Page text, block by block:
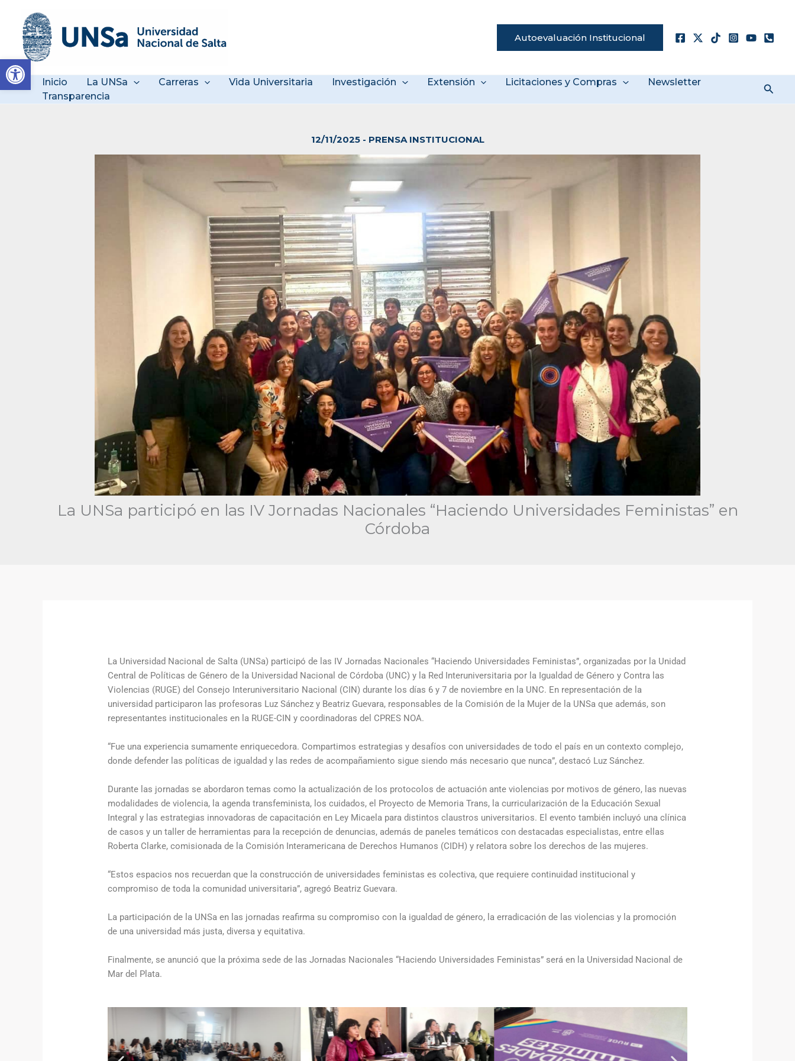
Abrir barra de herramientas
contenido
Autoevaluación Institucional
Inicio La UNSa Carreras Vida Universitaria Investigación Extensión Licitaciones y Compras
Newsletter
Transparencia
12/11/2025 - PRENSA INSTITUCIONAL
La UNSa participó en las IV Jornadas Nacionales “Haciendo Universidades Feministas” en
Córdoba
La Universidad Nacional de Salta (UNSa) participó de las IV Jornadas Nacionales “Haciendo Universidades Feministas”, organizadas por la Unidad
Central de Políticas de Género de la Universidad Nacional de Córdoba (UNC) y la Red Interuniversitaria por la Igualdad de Género y Contra las
Violencias (RUGE) del Consejo Interuniversitario Nacional (CIN) durante los días 6 y 7 de noviembre en la UNC. En representación de la
universidad participaron las profesoras Luz Sánchez y Beatriz Guevara, responsables de la Comisión de la Mujer de la UNSa que además, son
representantes institucionales en la RUGE-CIN y coordinadoras del CPRES NOA.
“Fue una experiencia sumamente enriquecedora. Compartimos estrategias y desafíos con universidades de todo el país en un contexto complejo,
donde defender las políticas de igualdad y las redes de acompañamiento sigue siendo más necesario que nunca”, destacó Luz Sánchez.
Durante las jornadas se abordaron temas como la actualización de los protocolos de actuación ante violencias por motivos de género, las nuevas
modalidades de violencia, la agenda transfeminista, los cuidados, el Proyecto de Memoria Trans, la curricularización de la Educación Sexual
Integral y las estrategias innovadoras de capacitación en Ley Micaela para distintos claustros universitarios. El evento también incluyó una clínica
de casos y un taller de herramientas para la recepción de denuncias, además de paneles temáticos con destacadas especialistas, entre ellas
Roberta Clarke, comisionada de la Comisión Interamericana de Derechos Humanos (CIDH) y relatora sobre los derechos de las mujeres.
“Estos espacios nos recuerdan que la construcción de universidades feministas es colectiva, que requiere continuidad institucional y
compromiso de toda la comunidad universitaria”, agregó Beatriz Guevara.
La participación de la UNSa en las jornadas reafirma su compromiso con la igualdad de género, la erradicación de las violencias y la promoción
de una universidad más justa, diversa y equitativa.
Finalmente, se anunció que la próxima sede de las Jornadas Nacionales “Haciendo Universidades Feministas” será en la Universidad Nacional de
Mar del Plata.